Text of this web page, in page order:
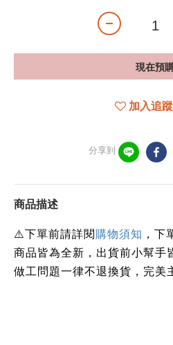
現在預
加入追
分享到
商品描述
⚠️下單前請詳閱 購物須知 ，下
商品皆為全新，出貨前小幫手
做工問題一律不退換貨，完美